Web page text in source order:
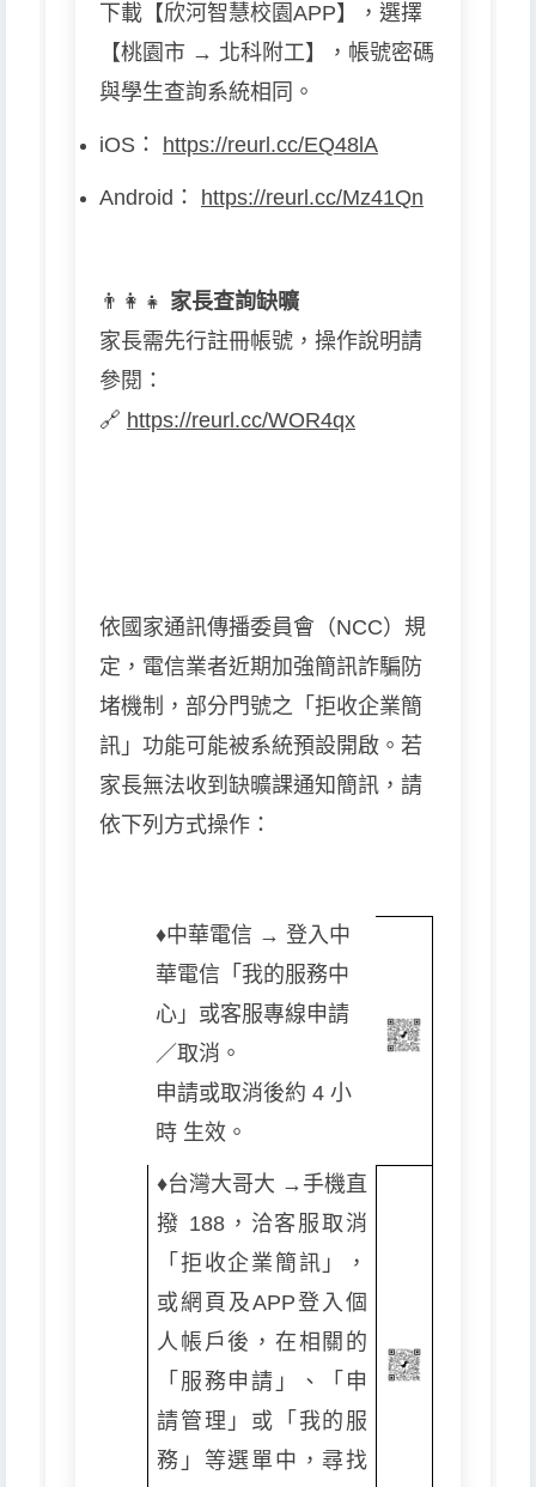
下載【欣河智慧校園APP】，選擇
【桃園市 → 北科附工】，帳號密碼
與學生查詢系統相同。
iOS ： https://reurl.cc/EQ48lA
Android ： https://reurl.cc/Mz41Qn
👨 👩 👧 家長查詢缺曠
家長需先行註冊帳號，操作說明請
參閱：
🔗 https://reurl.cc/WOR4qx
依國家通訊傳播委員會（NCC）規
定，電信業者近期加強簡訊詐騙防
堵機制，部分門號之「拒收企業簡
訊」功能可能被系統預設開啟。若
家長無法收到缺曠課通知簡訊，請
依下列方式操作：
♦️中華電信 → 登入中
華電信「我的服務中
心」或客服專線申請
／取消。
申請或取消後約 4 小
時 生效。
♦️台灣大哥大 →手機直
撥 188，洽客服取消
「拒收企業簡訊」，
或網頁及APP登入個
人帳戶後，在相關的
「服務申請」、「申
請管理」或「我的服
務」等選單中，尋找